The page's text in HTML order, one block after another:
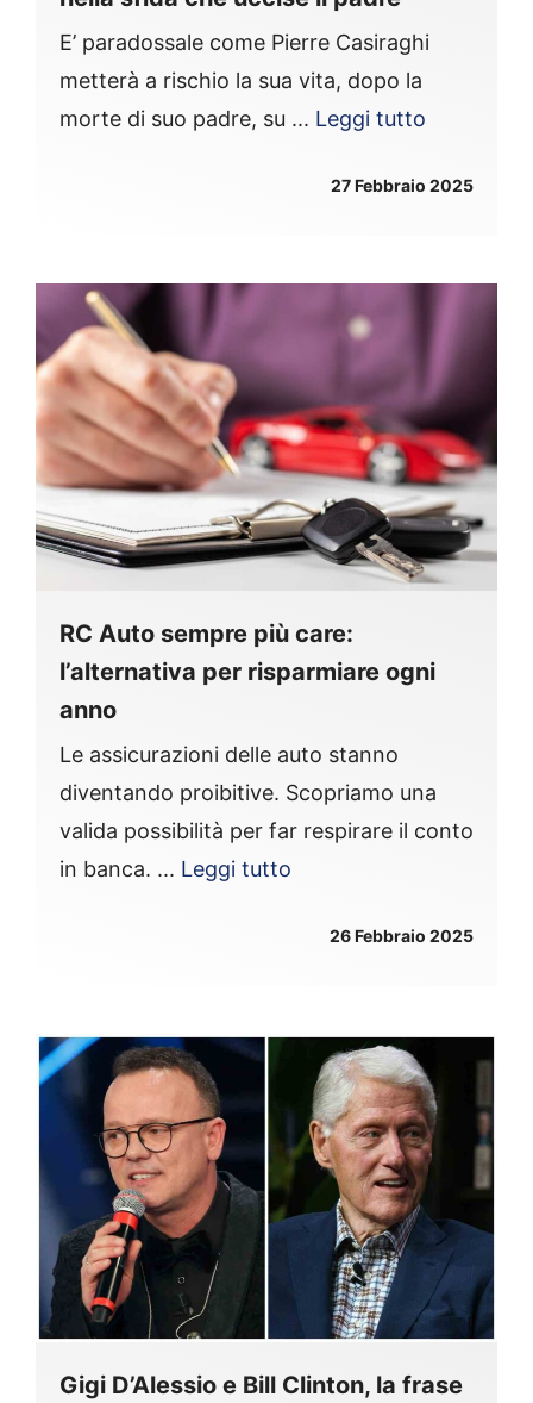
E’ paradossale come Pierre Casiraghi
metterà a rischio la sua vita, dopo la
morte di suo padre, su ... Leggi tutto
27 Febbraio 2025
RC Auto sempre più care:
l’alternativa per risparmiare ogni
anno
Le assicurazioni delle auto stanno
diventando proibitive. Scopriamo una
valida possibilità per far respirare il conto
in banca. ... Leggi tutto
26 Febbraio 2025
Gigi D’Alessio e Bill Clinton, la frase